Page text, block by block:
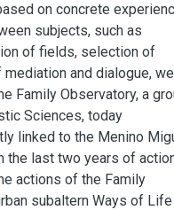
on concrete
subjects, such as
of fields, selection of
and dialogue,
Family Observatory, a
Sciences, today
linked to the Menino
the last two years of
actions of the Family
subaltern Ways of